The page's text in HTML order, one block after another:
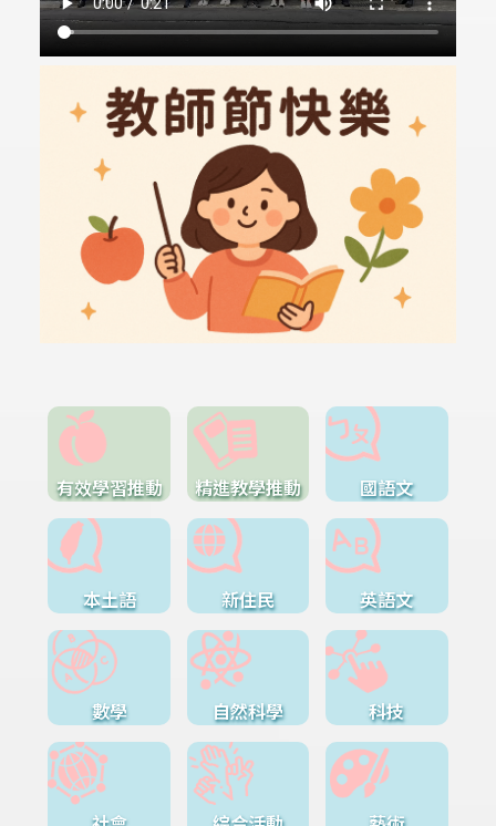
有效學習推動 精進教學推動 國語文
本土語 新住民 英語文
數學 自然科學 科技